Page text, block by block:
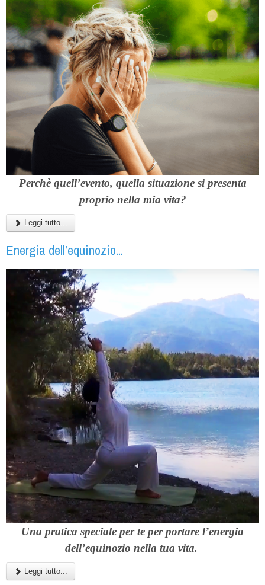
Perchè quell’evento, quella situazione si presenta
proprio nella mia vita?
Leggi tutto...
Energia dell’equinozio...
Una pratica speciale per te per portare l’energia
dell’equinozio nella tua vita.
Leggi tutto...